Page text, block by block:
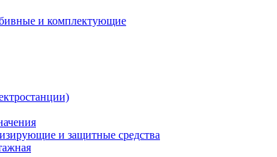
и комплектующие
и защитные средства